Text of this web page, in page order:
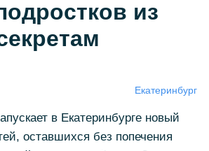
из
Екатеринбург
в Екатеринбурге новый
оставшихся без попечения